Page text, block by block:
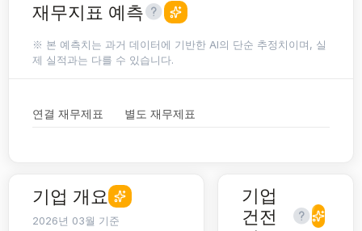
재무지표 예측
※ 본 예측치는 과거 데이터에 기반한 AI의 단순 추정치이며, 실
제 실적과는 다를 수 있습니다.
연결 재무제표 별도 재무제표
기업 개요
2026년 03월 기준
기업
건전